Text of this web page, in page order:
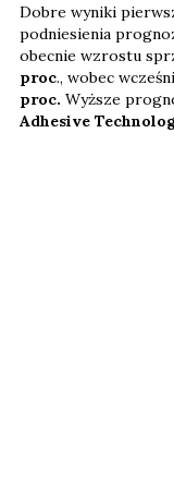
Dobre wyniki
podniesienia
obecnie wzrostu
proc., wobec
proc. Wyższe
Adhesive